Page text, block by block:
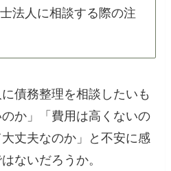
法人に相談する際の注
債務整理を相談したいも
か」「費用は高くないの
丈夫なのか」と不安に感
ないだろうか。